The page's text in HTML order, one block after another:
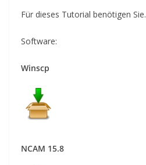
Für dieses Tutorial benötigen Sie.
Software:
Winscp
NCAM 15.8